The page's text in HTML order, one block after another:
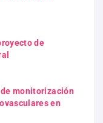
de
monitorización
en